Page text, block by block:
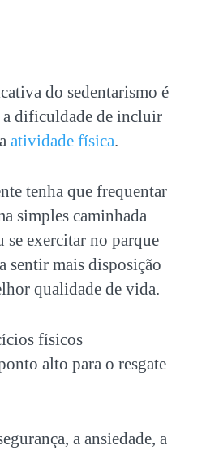
do sedentarismo é
a dificuldade de incluir
atividade física.
tenha que frequentar
simples caminhada
se exercitar no parque
sentir mais disposição
qualidade de vida.
físicos
alto para o resgate
a ansiedade, a